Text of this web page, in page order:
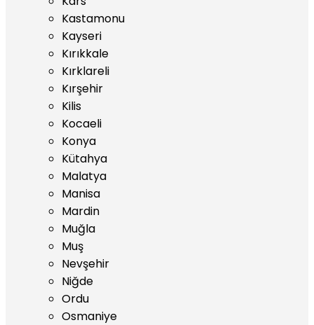
Kastamonu
Kayseri
Kırıkkale
Kırklareli
Kırşehir
Kilis
Kocaeli
Konya
Kütahya
Malatya
Manisa
Mardin
Muğla
Muş
Nevşehir
Niğde
Ordu
Osmaniye